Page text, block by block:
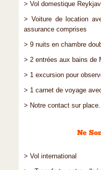
> Vol domestique
> Voiture de location
assurance comprises
> 9 nuits en chambre
> 2 entrées aux bains de
> 1 excursion pour
> 1 carnet de voyage
> Notre contact sur place.
Ne
> Vol international